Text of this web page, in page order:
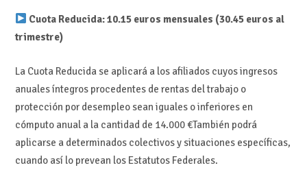
Cuota Reducida: 10.15 euros mensuales (30.45 euros al
trimestre)
La Cuota Reducida se aplicará a los afiliados cuyos ingresos
anuales íntegros procedentes de rentas del trabajo o
protección por desempleo sean iguales o inferiores en
cómputo anual a la cantidad de 14.000 €También podrá
aplicarse a determinados colectivos y situaciones específicas,
cuando así lo prevean los Estatutos Federales.